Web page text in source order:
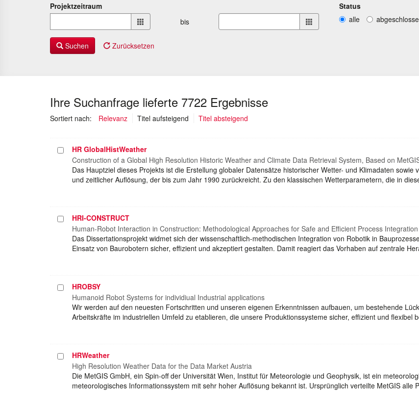
Projektzeitraum
von
bis
Status
alle
Suchen Zurücksetzen
Ihre Suchanfrage lieferte 7722 Ergebnisse
Sortiert nach: Relevanz Titel aufsteigend (ausgewählt)
Titel absteigend
Projekt
auswählen
HR GlobalHistWeather
Construction of a Global High Resolution Historic Weather and Climate Data Retrieval System, Based on
Das Hauptziel dieses Projekts ist die Erstellung globaler Datensätze historischer Wetter- und Klimadaten
und zeitlicher Auflösung, der bis zum Jahr 1990 zurückreicht. Zu den klassischen Wetterparametern, die in
Projekt
auswählen
HRI-CONSTRUCT
Human-Robot Interaction in Construction: Methodological Approaches for Safe and Efficient Process Integration
Das Dissertationsprojekt widmet sich der wissenschaftlich-methodischen Integration von Robotik in
Einsatz von Baurobotern sicher, effizient und akzeptiert gestalten. Damit reagiert das Vorhaben auf zentrale
Projekt
auswählen
HROBSY
Humanoid Robot Systems for individiual Industrial applications
Wir werden auf den neuesten Fortschritten und unseren eigenen Erkenntnissen aufbauen, um bestehende
Arbeitskräfte im industriellen Umfeld zu etablieren, die unsere Produktionssysteme sicher, effizient und
Projekt
auswählen
HRWeather
High Resolution Weather Data for the Data Market Austria
Die MetGIS GmbH, ein Spin-off der Universität Wien, Institut für Meteorologie und Geophysik, ist ein
meteorologisches Informationssystem mit sehr hoher Auflösung bekannt ist. Ursprünglich verteilte MetGIS